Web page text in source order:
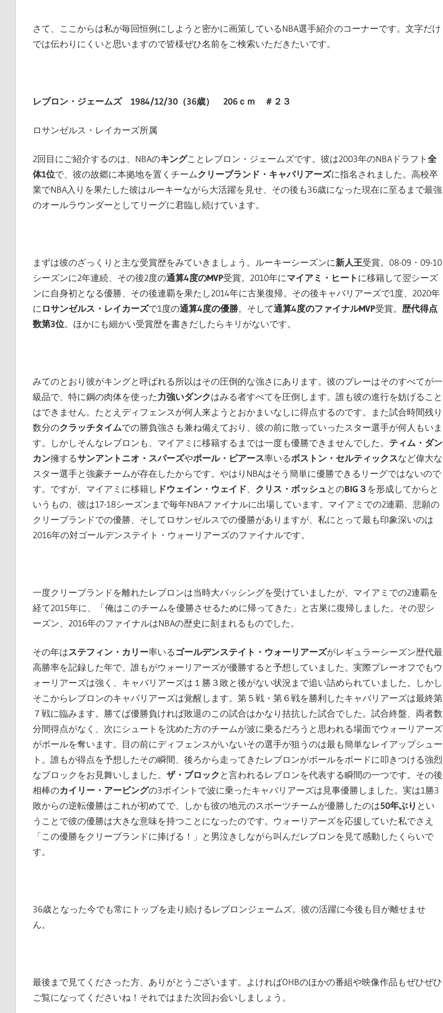
さて、ここからは私が毎回恒例にしようと密かに画策しているNBA選手紹介のコーナーです。文字だけ
では伝わりにくいと思いますので皆様ぜひ名前をご検索いただきたいです。
レブロン・ジェームズ1984/12/30（36歳） 206ｃｍ ＃２３
ロサンゼルス・レイカーズ所属
2回目にご紹介するのは、NBAのキングことレブロン・ジェームズです。彼は2003年のNBAドラフト全
体1位で、彼の故郷に本拠地を置くチームクリーブランド・キャバリアーズに指名されました。高校卒
業でNBA入りを果たした彼はルーキーながら大活躍を見せ、その後も36歳になった現在に至るまで最強
のオールラウンダーとしてリーグに君臨し続けています。
まずは彼のざっくりと主な受賞歴をみていきましょう。ルーキーシーズンに新人王受賞。08-09・09-10
シーズンに2年連続、その後2度の通算4度のMVP受賞。2010年にマイアミ・ヒートに移籍して翌シーズ
ンに自身初となる優勝、その後連覇を果たし2014年に古巣復帰。その後キャバリアーズで1度、2020年
にロサンゼルス・レイカーズで1度の通算4度の優勝。そして通算4度のファイナルMVP受賞。 歴代得点
数第3位。ほかにも細かい受賞歴を書きだしたらキリがないです。
みてのとおり彼がキングと呼ばれる所以はその圧倒的な強さにあります。彼のプレーはそのすべてが一
級品で、特に鋼の肉体を使った力強いダンクはみる者すべてを圧倒します。誰も彼の進行を妨げること
はできません。たとえディフェンスが何人来ようとおかまいなしに得点するのです。また試合時間残り
数分のクラッチタイムでの勝負強さも兼ね備えており、彼の前に散っていったスター選手が何人もいま
す。しかしそんなレブロンも、マイアミに移籍するまでは一度も優勝できませんでした。 ティム・ダン
カン擁するサンアントニオ・スパーズやポール・ピアース率いるボストン・セルティックスなど偉大な
スター選手と強豪チームが存在したからです。やはりNBAはそう簡単に優勝できるリーグではないので
す。ですが、マイアミに移籍し ドウェイン・ウェイド、 クリス・ボッシュとのBIG３ を形成してからと
いうもの、彼は17-18シーズンまで毎年NBAファイナルに出場しています。マイアミでの2連覇、悲願の
クリーブランドでの優勝、そしてロサンゼルスでの優勝がありますが、私にとって最も印象深いのは
2016年の対ゴールデンステイト・ウォーリアーズのファイナルです。
一度クリーブランドを離れたレブロンは当時大バッシングを受けていましたが、マイアミでの2連覇を
経て2015年に、「俺はこのチームを優勝させるために帰ってきた」と古巣に復帰しました。その翌シ
ーズン、2016年のファイナルはNBAの歴史に刻まれるものでした。
その年はステフィン・カリー率いるゴールデンステイト・ウォーリアーズがレギュラーシーズン歴代最
高勝率を記録した年で、誰もがウォーリアーズが優勝すると予想していました。実際プレーオフでもウ
ォーリアーズは強く、キャバリアーズは１勝３敗と後がない状況まで追い詰められていました。しかし
そこからレブロンのキャバリアーズは覚醒します。第５戦・第６戦を勝利したキャバリアーズは最終第
７戦に臨みます。勝てば優勝負ければ敗退のこの試合はかなり拮抗した試合でした。試合終盤、両者数
分間得点がなく、次にシュートを沈めた方のチームが波に乗るだろうと思われる場面でウォーリアーズ
がボールを奪います。目の前にディフェンスがいないその選手が狙うのは最も簡単なレイアップシュー
ト。誰もが得点を予想したその瞬間、後ろから走ってきたレブロンがボールをボードに叩きつける強烈
なブロックをお見舞いしました。 ザ・ブロック と言われるレブロンを代表する瞬間の一つです。その後
相棒のカイリー・アービングの3ポイントで波に乗ったキャバリアーズは見事優勝しました。実は1勝3
敗からの逆転優勝はこれが初めてで、しかも彼の地元のスポーツチームが優勝したのは50年ぶり とい
うことで彼の優勝は大きな意味を持つことになったのです。ウォーリアーズを応援していた私でさえ
「この優勝をクリーブランドに捧げる！」と男泣きしながら叫んだレブロンを見て感動したくらいで
す。
36歳となった今でも常にトップを走り続けるレブロンジェームズ。彼の活躍に今後も目が離せませ
ん。
最後まで見てくださった方、ありがとうございます。よければOHBのほかの番組や映像作品もぜひぜひ
ご覧になってくださいね！それではまた次回お会いしましょう。